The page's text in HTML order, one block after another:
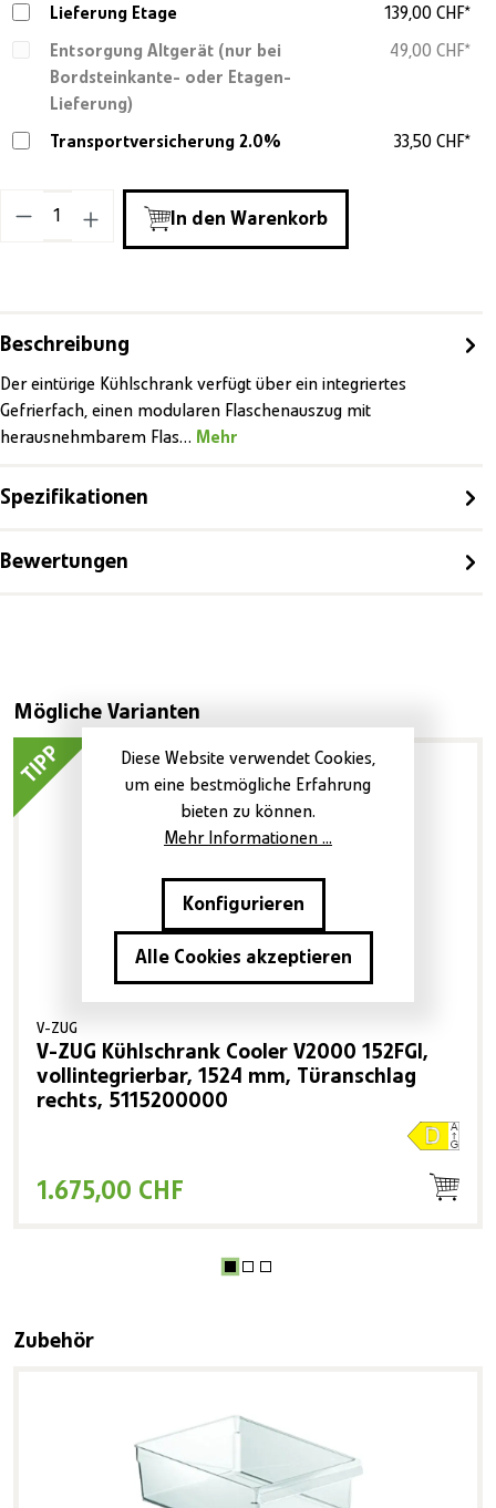
Lieferung Etage 139,00 CHF*
Entsorgung Altgerät (nur bei
Bordsteinkante- oder Etagen-
Lieferung)
49,00 CHF*
Transportversicherung 2.0% 33,50 CHF*
Produkt Anzahl: Gib den gewünschten Wert
In den Warenkorb
Beschreibung
Der eintürige Kühlschrank verfügt über ein integriertes
Gefrierfach, einen modularen Flaschenauszug mit
herausnehmbarem Flas… Mehr
Spezifikationen
Bewertungen
Produktgalerie überspringen
Mögliche Varianten
TIPP
V-ZUG
V-ZUG Kühlschrank Cooler V2000 152FGI,
vollintegrierbar, 1524 mm, Türanschlag
rechts, 5115200000
1.675,00 CHF
Produktgalerie überspringen
Zubehör
Diese Website verwendet Cookies,
um eine bestmögliche Erfahrung
bieten zu können.
Mehr Informationen ...
Konfigurieren
Alle Cookies akzeptieren